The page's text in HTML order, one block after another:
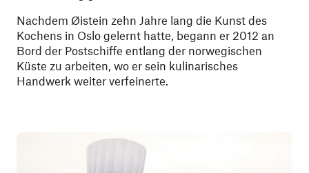
Nachdem Øistein zehn Jahre lang die Kunst des
Kochens in Oslo gelernt hatte, begann er 2012 an
Bord der Postschiffe entlang der norwegischen
Küste zu arbeiten, wo er sein kulinarisches
Handwerk weiter verfeinerte.